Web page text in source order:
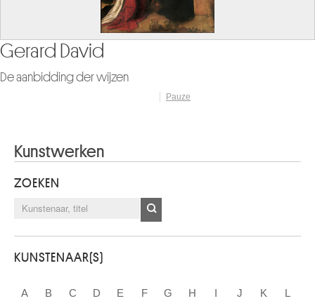
sir Edward Coley Burne-Jones
De bruidsstoet van Psyche
Pauze
Kunstwerken
ZOEKEN
KUNSTENAAR(S)
A B C D E F G H I J K L